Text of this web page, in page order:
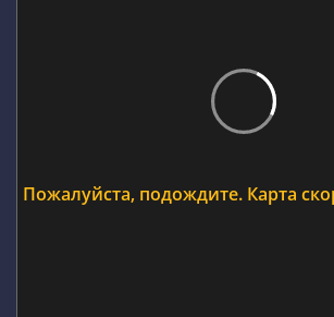
Пожалуйста, подождите. Карта